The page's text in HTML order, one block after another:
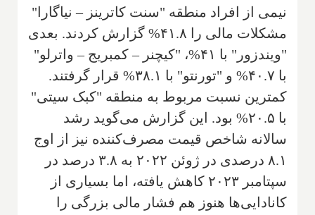
نیمی از افراد منطقه "سنت کاترینز – نیاگارا"
مشکلات مالی را ۴۱.۸% گزارش کردند. بعدی
"ویندزور" با ۴۱%، "کیچنر – کمبریج – واترلو"
با ۴۰.۷% و "تورنتو" با ۳۸.۱% قرار گرفتند.
کمترین نسبت مربوط به منطقه "کبک سیتی"
با ۲۰.۵% بود. این گزارش می‌گوید رشد
سالانه شاخص قیمت مصرف‌کننده نیز از اوج
۸.۱ درصدی در ژوئن ۲۰۲۲ به ۳.۸ درصد در
سپتامبر ۲۰۲۳ کاهش یافته، اما بسیاری از
کانادایی‌ها هنوز هم فشار مالی بزرگی را